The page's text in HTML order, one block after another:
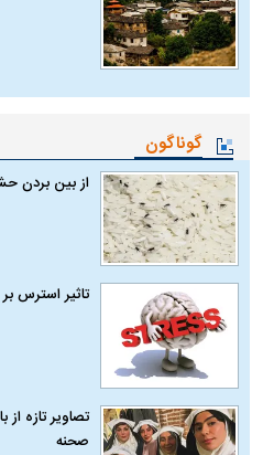
گوناگون
از بین بردن
تاثیر استرس
تصاویر تازه
صحنه